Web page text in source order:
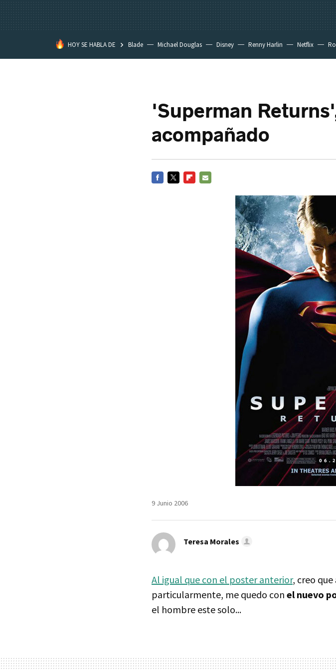
HOY SE HABLA DE Blade Michael Douglas Disney Renny Harlin Netflix
'Superman
acompañado
9 Junio 2006
Teresa Morales
Al igual que con el poster anterior, creo
particularmente, me quedo con el nuevo
el hombre este solo...